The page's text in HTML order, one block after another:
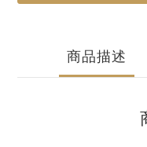
商品描述